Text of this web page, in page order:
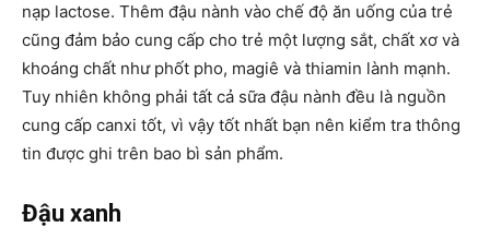
nạp lactose. Thêm đậu nành vào chế độ ăn uống của trẻ
cũng đảm bảo cung cấp cho trẻ một lượng sắt, chất xơ và
khoáng chất như phốt pho, magiê và thiamin lành mạnh.
Tuy nhiên không phải tất cả sữa đậu nành đều là nguồn
cung cấp canxi tốt, vì vậy tốt nhất bạn nên kiểm tra thông
tin được ghi trên bao bì sản phẩm.
Đậu xanh